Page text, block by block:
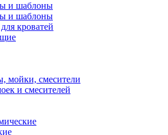
и шаблоны
и шаблоны
кроватей
мойки, смесители
и смесителей